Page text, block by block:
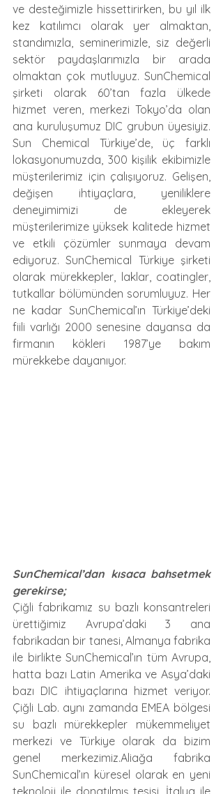
ve desteğimizle hissettirirken, bu yıl ilk
kez katılımcı olarak yer almaktan,
standımızla, seminerimizle, siz değerli
sektör paydaşlarımızla bir arada
olmaktan çok mutluyuz. SunChemical
şirketi olarak 60’tan fazla ülkede
hizmet veren, merkezi Tokyo’da olan
ana kuruluşumuz DIC grubun üyesiyiz.
Sun Chemical Türkiye’de, üç farklı
lokasyonumuzda, 300 kişilik ekibimizle
müşterilerimiz için çalışıyoruz. Gelişen,
değişen ihtiyaçlara, yeniliklere
deneyimimizi de ekleyerek
müşterilerimize yüksek kalitede hizmet
ve etkili çözümler sunmaya devam
ediyoruz. SunChemical Türkiye şirketi
olarak mürekkepler, laklar, coatingler,
tutkallar bölümünden sorumluyuz. Her
ne kadar SunChemical’ın Türkiye’deki
fiili varlığı 2000 senesine dayansa da
firmanın kökleri 1987’ye bakım
mürekkebe dayanıyor.
SunChemical’dan kısaca bahsetmek
gerekirse;
Çiğli fabrikamız su bazlı konsantreleri
ürettiğimiz Avrupa’daki 3 ana
fabrikadan bir tanesi, Almanya fabrika
ile birlikte SunChemical’ın tüm Avrupa,
hatta bazı Latin Amerika ve Asya’daki
bazı DIC ihtiyaçlarına hizmet veriyor.
Çiğli Lab. aynı zamanda EMEA bölgesi
su bazlı mürekkepler mükemmeliyet
merkezi ve Türkiye olarak da bizim
genel merkezimiz.Aliağa fabrika
SunChemical’ın küresel olarak en yeni
teknoloji ile donatılmış tesisi. İtalya ile